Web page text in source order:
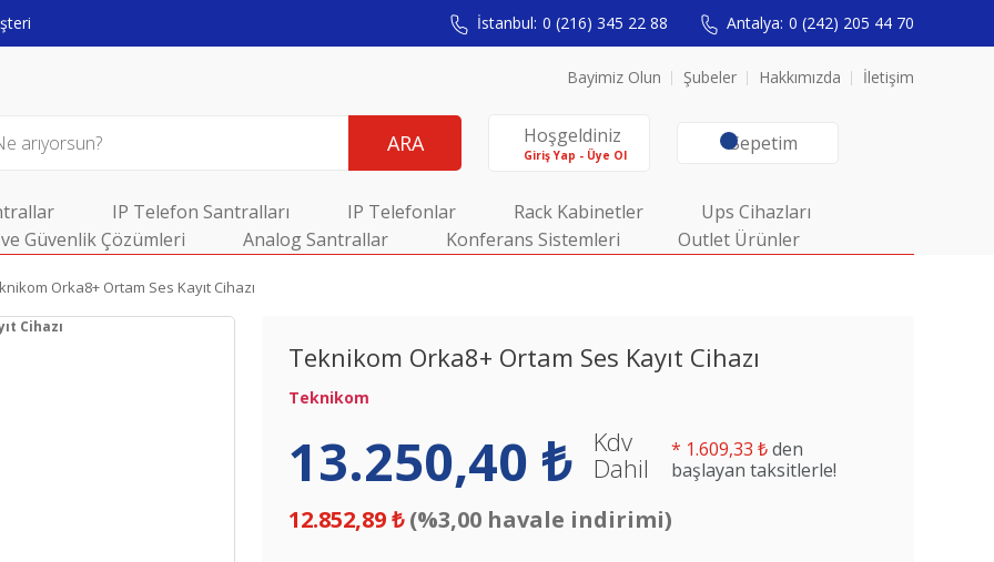
İstanbul: 0 (216) 345 22 88 Antalya: 0 (242) 205 44 70
Bayimiz Olun Şubeler Hakkımızda İletişim
ARA Hoşgeldiniz
Giriş Yap - Üye Ol Sepetim
IP Telefon Santralları IP Telefonlar Rack Kabinetler
Ups Cihazları
Güvenlik Çözümleri
Analog Santrallar Konferans Sistemleri Outlet Ürünler
Orka8+ Ortam Ses Kayıt Cihazı
Teknikom Orka8+ Ortam Ses Kayıt Cihazı
Teknikom
13.250,40 ₺
Kdv
Dahil
* 1.609,33 ₺den
başlayan taksitlerle!
12.852,89 ₺(%3,00 havale indirimi)